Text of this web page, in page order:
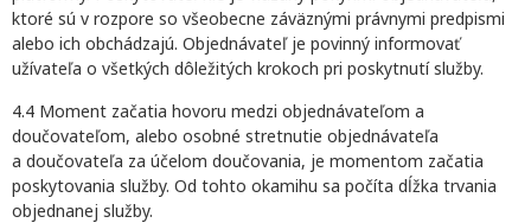
ktoré sú v rozpore so všeobecne záväznými právnymi predpismi
alebo ich obchádzajú. Objednávateľ je povinný informovať
užívateľa o všetkých dôležitých krokoch pri poskytnutí služby.
4.4 Moment začatia hovoru medzi objednávateľom a
doučovateľom, alebo osobné stretnutie objednávateľa
a doučovateľa za účelom doučovania, je momentom začatia
poskytovania služby. Od tohto okamihu sa počíta dĺžka trvania
objednanej služby.